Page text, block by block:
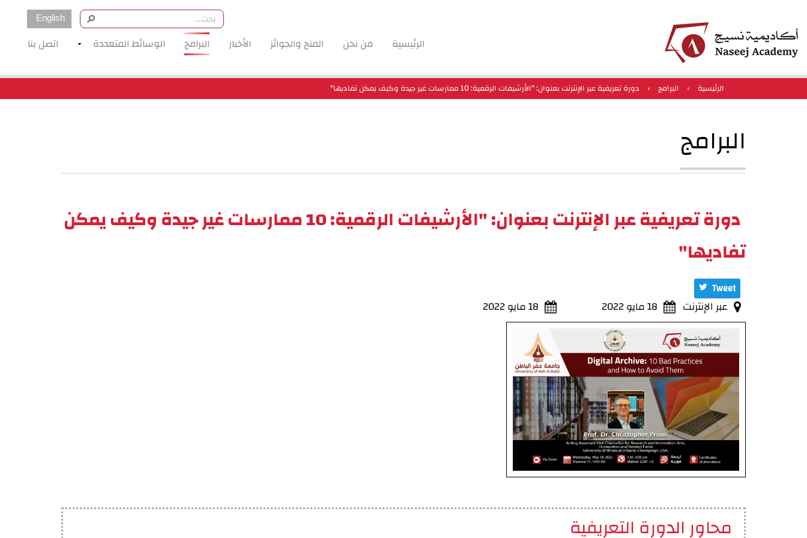
English
الرئيسية من نحن المنح والجوائز الأخبار البرامج الوسائط المتعددة اتصل بنا
الرئيسية › البرامج › دورة تعريفية عبر الإنترنت بعنوان: "الأرشيفات الرقمية: 10 ممارسات غير جيدة وكيف يمكن تفاديها"
البرامج
دورة تعريفية عبر الإنترنت بعنوان: "الأرشيفات الرقمية: 10 ممارسات غير جيدة وكيف يمكن
تفاديها"
Tweet
عبر الإنترنت 18 مايو 2022 18 مايو 2022
محاور الدورة التعريفية